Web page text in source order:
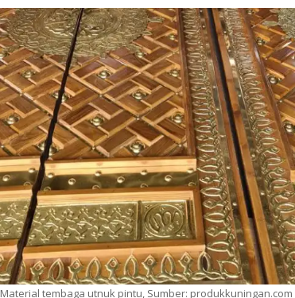
Material tembaga utnuk pintu, Sumber: produkkuningan.com